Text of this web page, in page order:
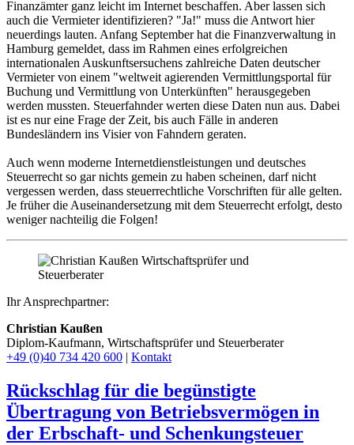
Finanzämter ganz leicht im Internet beschaffen. Aber lassen sich
auch die Vermieter identifizieren? "Ja!" muss die Antwort hier
neuerdings lauten. Anfang September hat die Finanzverwaltung in
Hamburg gemeldet, dass im Rahmen eines erfolgreichen
internationalen Auskunftsersuchens zahlreiche Daten deutscher
Vermieter von einem "weltweit agierenden Vermittlungsportal für
Buchung und Vermittlung von Unterkünften" herausgegeben
werden mussten. Steuerfahnder werten diese Daten nun aus. Dabei
ist es nur eine Frage der Zeit, bis auch Fälle in anderen
Bundesländern ins Visier von Fahndern geraten.
Auch wenn moderne Internetdienstleistungen und deutsches
Steuerrecht so gar nichts gemein zu haben scheinen, darf nicht
vergessen werden, dass steuerrechtliche Vorschriften für alle gelten.
Je früher die Auseinandersetzung mit dem Steuerrecht erfolgt, desto
weniger nachteilig die Folgen!
Ihr Ansprechpartner:
Christian Kaußen
Diplom-Kaufmann, Wirtschaftsprüfer und Steuerberater
+49 (0)40 734 420 600 | Kontakt
Rückschlag für die begünstigte
Übertragung von Betriebsvermögen in
der Erbschaft- und Schenkungsteuer